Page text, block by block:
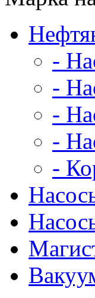
-
-
-
-
-